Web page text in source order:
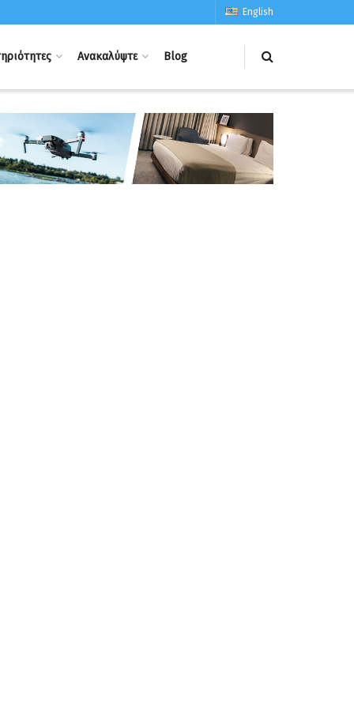
English
Ανακαλύψτε Blog